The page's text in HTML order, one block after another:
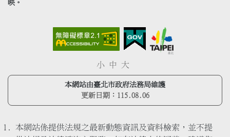
映。
小 中 大
本網站由臺北市政府法務局維護
更新日期： 115.08.06
本網站係提供法規之最新動態資訊及資料檢索，並不提